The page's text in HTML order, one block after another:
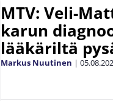
MTV: Veli-
karun
lääkäriltä
Markus Nuutinen |